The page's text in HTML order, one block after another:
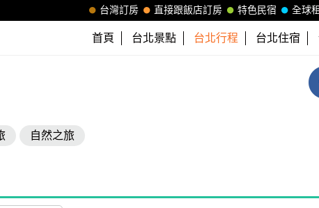
全球
特色民宿
直接跟飯店訂房
台灣訂房
首頁 台北景點 台北行程 台北住宿
自然之旅